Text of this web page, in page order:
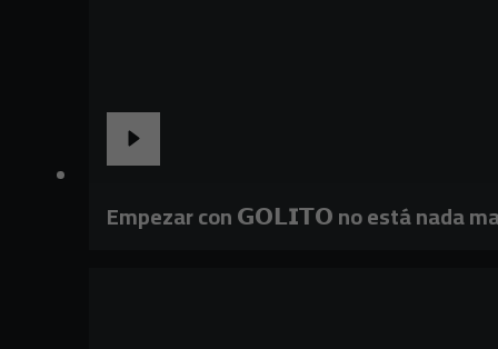
Empezar con 𝗚𝗢𝗟𝗜𝗧𝗢 no está nada